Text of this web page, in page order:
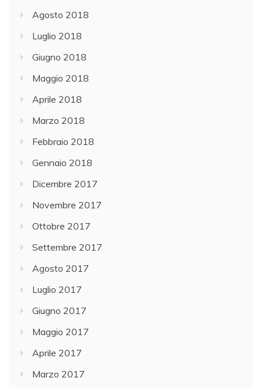
Agosto 2018
Luglio 2018
Giugno 2018
Maggio 2018
Aprile 2018
Marzo 2018
Febbraio 2018
Gennaio 2018
Dicembre 2017
Novembre 2017
Ottobre 2017
Settembre 2017
Agosto 2017
Luglio 2017
Giugno 2017
Maggio 2017
Aprile 2017
Marzo 2017